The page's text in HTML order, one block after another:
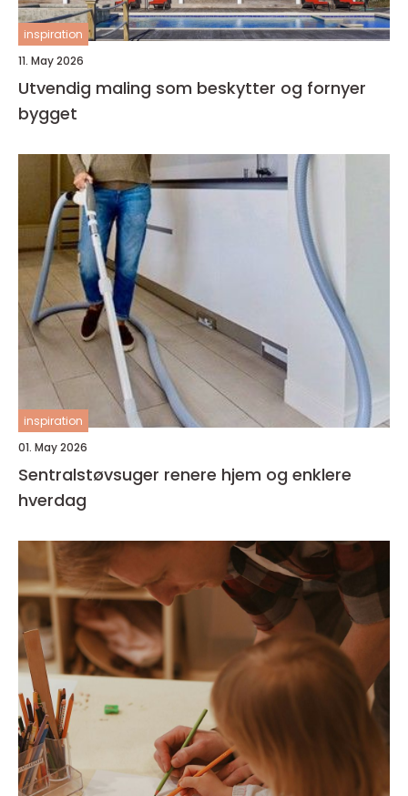
inspiration
11. May 2026
Utvendig maling som beskytter og fornyer
bygget
inspiration
01. May 2026
Sentralstøvsuger renere hjem og enklere
hverdag